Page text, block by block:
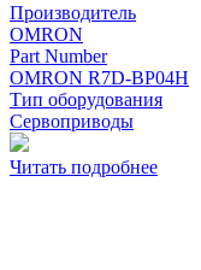
Производитель
OMRON
Part Number
OMRON R7D-BP04H
Тип оборудования
Сервоприводы
Читать подробнее